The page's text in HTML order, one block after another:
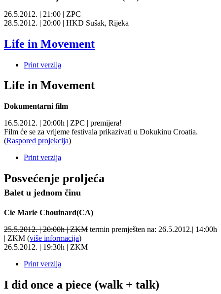
26.5.2012. | 21:00 | ZPC
28.5.2012. | 20:00 | HKD Sušak, Rijeka
Life in Movement
Print verzija
Life in Movement
Dokumentarni film
16.5.2012. | 20:00h | ZPC | premijera!
Film će se za vrijeme festivala prikazivati u Dokukinu Croatia.
(Raspored projekcija)
Print verzija
Posvećenje proljeća
Balet u jednom činu
Cie Marie Chouinard(CA)
25.5.2012. | 20:00h | ZKM termin premješten na: 26.5.2012.| 14:00h
| ZKM (više informacija)
26.5.2012. | 19:30h | ZKM
Print verzija
I did once a piece (walk + talk)